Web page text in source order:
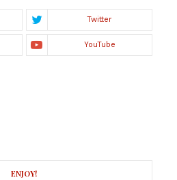
ENJOY!